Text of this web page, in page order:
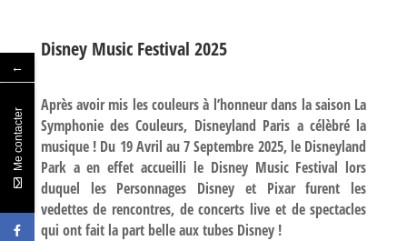
Disney Music Festival 2025
Après avoir mis les couleurs à l’honneur dans la saison La
Symphonie des Couleurs, Disneyland Paris a célèbré la
musique ! Du 19 Avril au 7 Septembre 2025, le Disneyland
Park a en effet accueilli le Disney Music Festival lors
duquel les Personnages Disney et Pixar furent les
vedettes de rencontres, de concerts live et de spectacles
qui ont fait la part belle aux tubes Disney !
←
Me contacter